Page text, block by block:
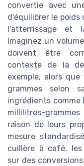
convertie avec
d'équilibrer le poids
l'atterrissage et
Imaginez un
doivent être
contexte de la
exemple, alors
grammes selon
ingrédients comme
millilitres-
raison de leurs
mesure
cuillère à café, les
sur des